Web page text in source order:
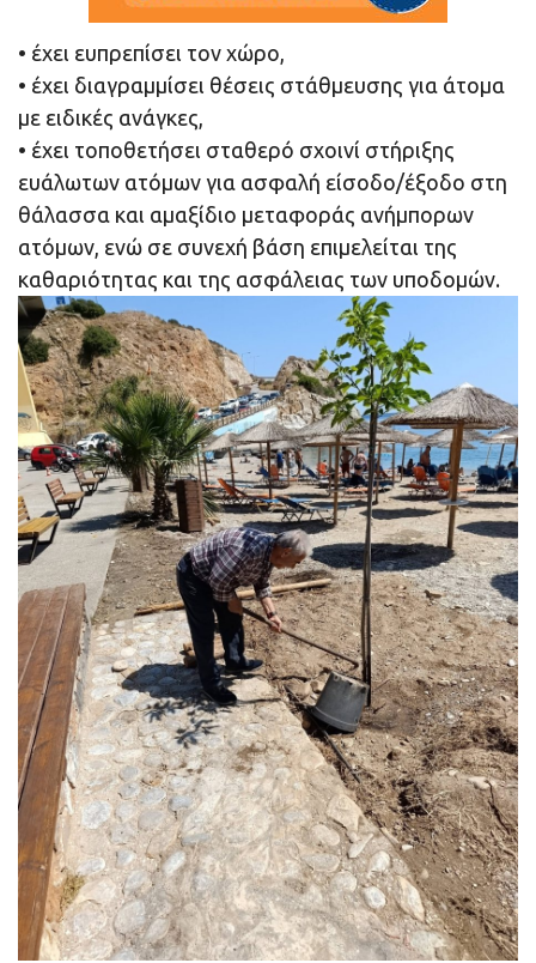
• έχει ευπρεπίσει τον χώρο,
• έχει διαγραμμίσει θέσεις στάθμευσης για άτομα
με ειδικές ανάγκες,
• έχει τοποθετήσει σταθερό σχοινί στήριξης
ευάλωτων ατόμων για ασφαλή είσοδο/έξοδο στη
θάλασσα και αμαξίδιο μεταφοράς ανήμπορων
ατόμων, ενώ σε συνεχή βάση επιμελείται της
καθαριότητας και της ασφάλειας των υποδομών.